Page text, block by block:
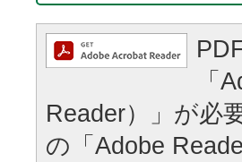
「
Reader）」が必
の「Adobe